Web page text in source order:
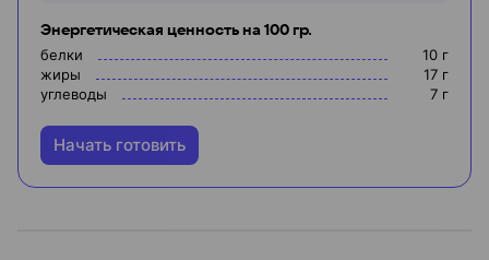
Энергетическая ценность на 100 гр.
белки 10 г
жиры
17 г
углеводы
7 г
Начать готовить